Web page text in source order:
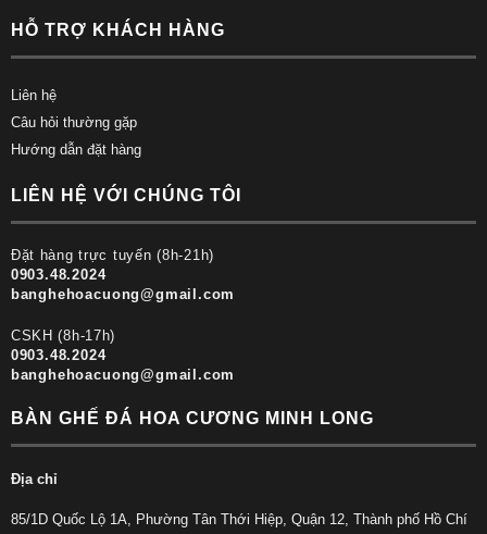
HỖ TRỢ KHÁCH HÀNG
Liên hệ
Câu hỏi thường gặp
Hướng dẫn đặt hàng
LIÊN HỆ VỚI CHÚNG TÔI
Đặt hàng trực tuyến (8h-21h)
0903.48.2024
banghehoacuong@gmail.com
CSKH (8h-17h)
0903.48.2024
banghehoacuong@gmail.com
BÀN GHẾ ĐÁ HOA CƯƠNG MINH LONG
Địa chỉ
85/1D Quốc Lộ 1A, Phường Tân Thới Hiệp, Quận 12, Thành phố Hồ Chí